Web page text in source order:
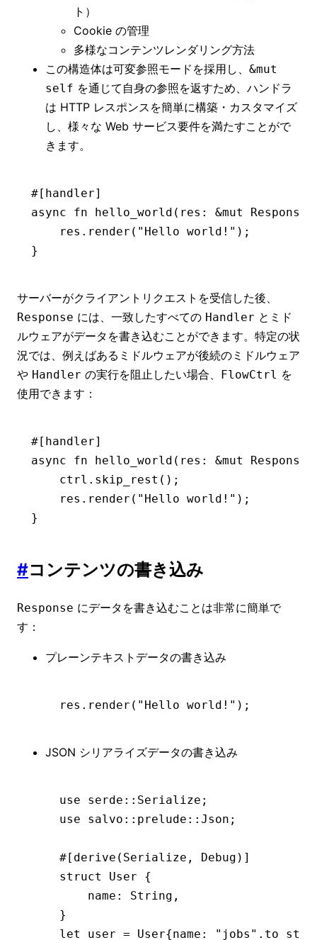
ト）
Cookie の管理
多様なコンテンツレンダリング方法
この構造体は可変参照モードを採用し、 &mut
self を通じて自身の参照を返すため、ハンドラ
は HTTP レスポンスを簡単に構築・カスタマイズ
し、様々な Web サービス要件を満たすことがで
きます。
#[handler]
async fn hello_world (res : &mut Response
    res
. render ( "Hello world!" );
}
サーバーがクライアントリクエストを受信した後、
Response には、一致したすべての Handler とミド
ルウェアがデータを書き込むことができます。特定の状
況では、例えばあるミドルウェアが後続のミドルウェア
や Handler の実行を阻止したい場合、 FlowCtrl を
使用できます：
#[handler]
async fn hello_world (res : &mut Response
    ctrl
. skip_rest ();
    res
. render ( "Hello world!" );
}
#コンテンツの書き込み
Response にデータを書き込むことは非常に簡単で
す：
プレーンテキストデータの書き込み
res . render ( "Hello world!" );
JSON シリアライズデータの書き込み
use serde :: Serialize ;
use salvo :: prelude :: Json ;
#[derive( Serialize , Debug )]
struct
User {
    name
: String ,
}
let
user = User{name : "jobs" .